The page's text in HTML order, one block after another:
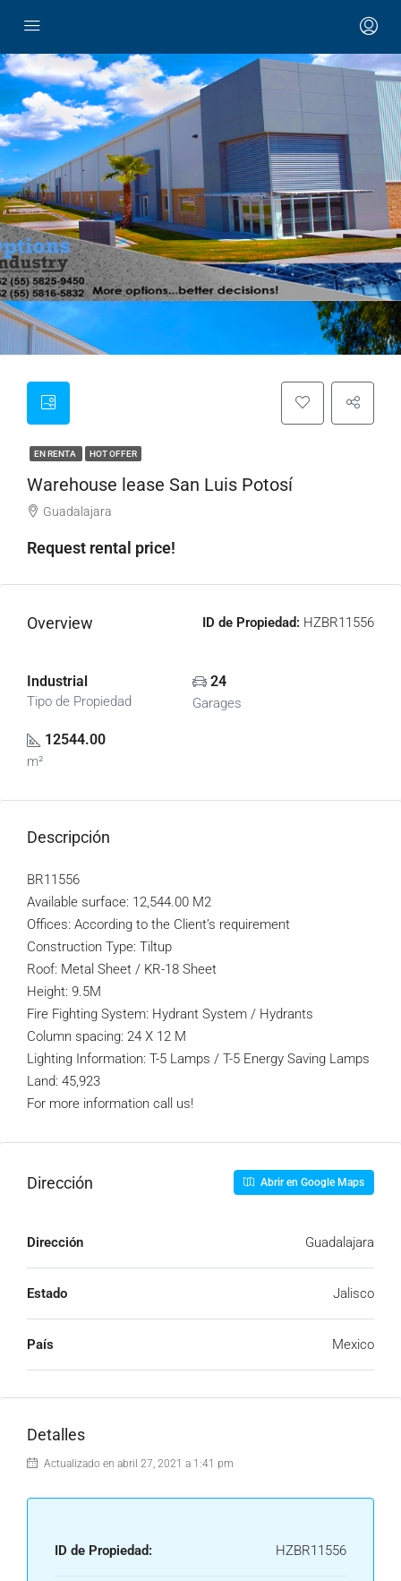
EN RENTA HOT OFFER
Warehouse lease San Luis Potosí
Guadalajara
Request rental price!
Overview ID de Propiedad: HZBR11556
Industrial
Tipo de Propiedad
24
Garages
12544.00
m²
Descripción
BR11556
Available surface: 12,544.00 M2
Offices: According to the Client’s requirement
Construction Type: Tiltup
Roof: Metal Sheet / KR-18 Sheet
Height: 9.5M
Fire Fighting System: Hydrant System / Hydrants
Column spacing: 24 X 12 M
Lighting Information: T-5 Lamps / T-5 Energy Saving Lamps
Land: 45,923
For more information call us!
Dirección Abrir en Google Maps
Dirección Guadalajara
Estado Jalisco
País Mexico
Detalles
Actualizado en abril 27, 2021 a 1:41 pm
ID de Propiedad: HZBR11556